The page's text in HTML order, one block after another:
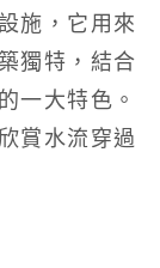
施，它用來
獨特，結合
一大特色。
賞水流穿過